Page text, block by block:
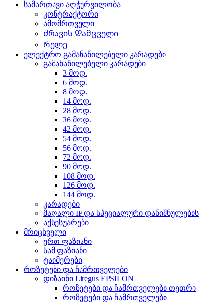
სამართავი აღჭურვილობა
კონტრაქტორი
ამომრთველი
Ძრავის Დამცველი
Რელე
ელექტრო გამანაწილებელი კარადები
გამანაწილებელი კარადები
3 მოდ.
6 მოდ.
8 მოდ.
14 მოდ.
28 მოდ.
36 მოდ.
42 მოდ.
54 მოდ.
56 მოდ.
72 მოდ.
90 მოდ.
108 მოდ.
126 მოდ.
144 მოდ.
კარადები
მაღალი IP და სპეციალური დანიშნულების
აქსესუარები
მრიცხველი
ერთ ფაზიანი
სამ ფაზიანი
ტაიმერები
როზეტები და ჩამრთველები
დიზაინი Liregus EPSILON
როზეტები და ჩამრთველები თეთრი
როზეტები და ჩამრთველები